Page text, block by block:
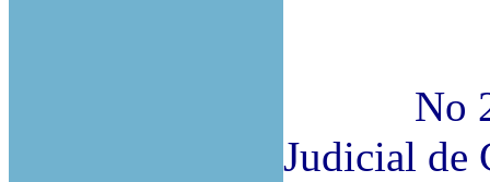
No 2º
Judicial de